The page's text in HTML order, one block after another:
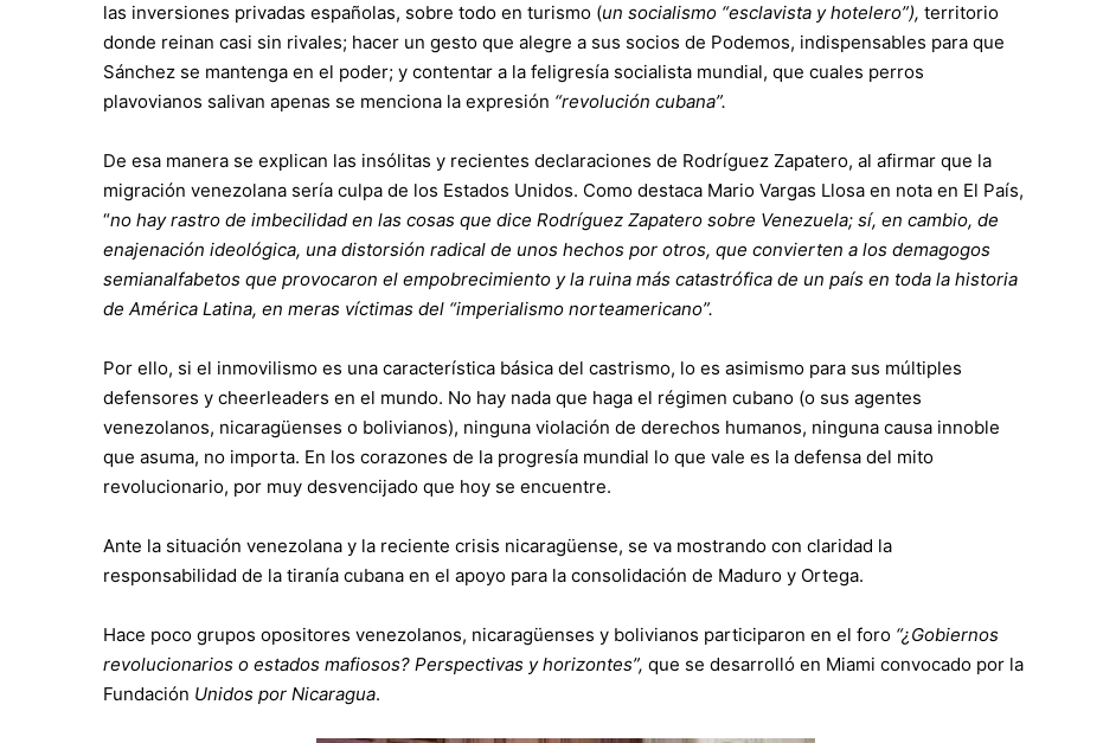
las inversiones privadas españolas, sobre todo en turismo (un socialismo “esclavista y hotelero”), territorio
donde reinan casi sin rivales; hacer un gesto que alegre a sus socios de Podemos, indispensables para que
Sánchez se mantenga en el poder; y contentar a la feligresía socialista mundial, que cuales perros
plavovianos salivan apenas se menciona la expresión “revolución cubana”.
De esa manera se explican las insólitas y recientes declaraciones de Rodríguez Zapatero, al afirmar que la
migración venezolana sería culpa de los Estados Unidos. Como destaca Mario Vargas Llosa en nota en El País,
“no hay rastro de imbecilidad en las cosas que dice Rodríguez Zapatero sobre Venezuela; sí, en cambio, de
enajenación ideológica, una distorsión radical de unos hechos por otros, que convierten a los demagogos
semianalfabetos que provocaron el empobrecimiento y la ruina más catastrófica de un país en toda la historia
de América Latina, en meras víctimas del “imperialismo norteamericano”.
Por ello, si el inmovilismo es una característica básica del castrismo, lo es asimismo para sus múltiples
defensores y cheerleaders en el mundo. No hay nada que haga el régimen cubano (o sus agentes
venezolanos, nicaragüenses o bolivianos), ninguna violación de derechos humanos, ninguna causa innoble
que asuma, no importa. En los corazones de la progresía mundial lo que vale es la defensa del mito
revolucionario, por muy desvencijado que hoy se encuentre.
Ante la situación venezolana y la reciente crisis nicaragüense, se va mostrando con claridad la
responsabilidad de la tiranía cubana en el apoyo para la consolidación de Maduro y Ortega.
Hace poco grupos opositores venezolanos, nicaragüenses y bolivianos participaron en el foro “¿Gobiernos
revolucionarios o estados mafiosos? Perspectivas y horizontes”, que se desarrolló en Miami convocado por la
Fundación Unidos por Nicaragua.